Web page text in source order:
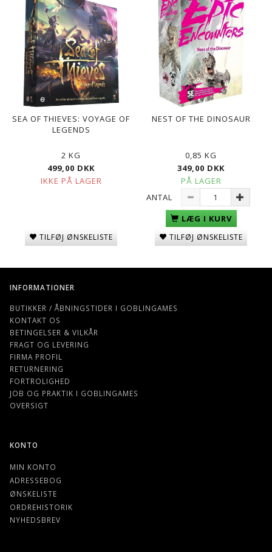
SEA OF THIEVES: VOYAGE OF
LEGENDS
2 KG
499,00 DKK
IKKE PÅ LAGER
TILFØJ ØNSKELISTE
NEST OF THE DINOSAUR
0,85 KG
349,00 DKK
PÅ LAGER
ANTAL
LÆG I KURV
TILFØJ ØNSKELISTE
INFORMATIONER
BUTIKKER / ÅBNINGSTIDER I GOBLINGAMES
KONTAKT OS
BETINGELSER & VILKÅR
FRAGT OG LEVERING
FIRMA PROFIL
RETURNERING
FORTROLIGHED
JOB OG PRAKTIK I GOBLINGAMES
OVERSIGT
KONTO
MIN KONTO
ADRESSEBOG
ØNSKELISTE
ORDREHISTORIK
NYHEDSBREV